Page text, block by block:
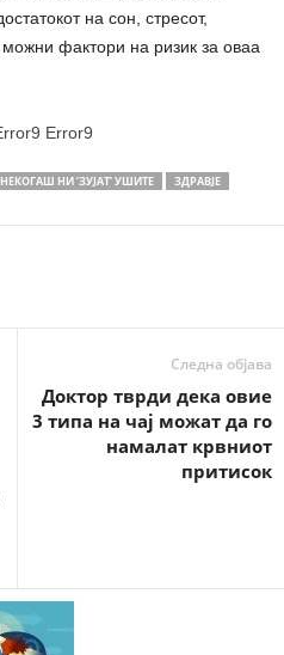
на сон, стресот,
фактори на ризик за оваа
Error9
НИ ’ЗУЈАТ’ УШИТЕ
ЗДРАВЈЕ
Следна објава
Доктор тврди дека овие
3 типа на чај можат да го
намалат крвниот
притисок